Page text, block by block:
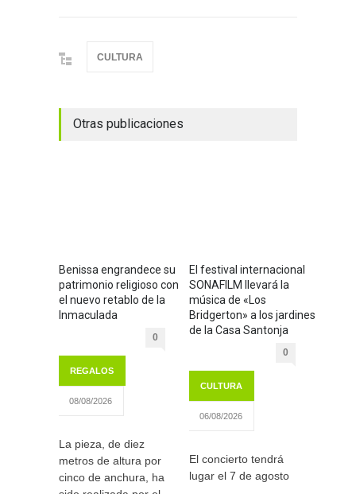
CULTURA
Otras publicaciones
Benissa engrandece su
patrimonio religioso con
el nuevo retablo de la
Inmaculada
0
REGALOS
08/08/2026
La pieza, de diez
metros de altura por
cinco de anchura, ha
El festival internacional
SONAFILM llevará la
música de «Los
Bridgerton» a los jardines
de la Casa Santonja
0
CULTURA
06/08/2026
El concierto tendrá
lugar el 7 de agosto